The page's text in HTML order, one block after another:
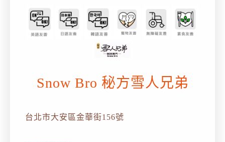
Snow Bro 秘方雪人兄弟
台北市大安區金華街156號